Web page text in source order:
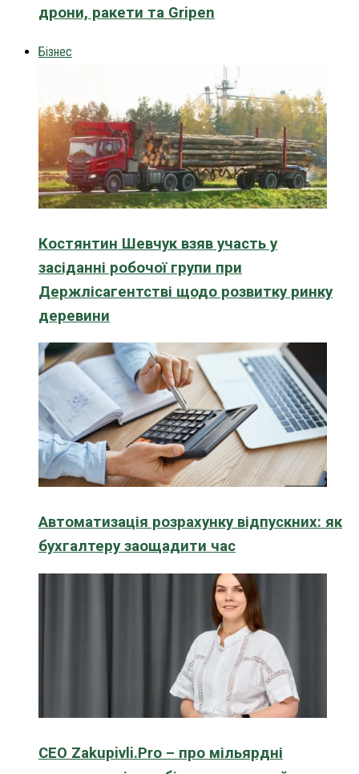
дрони, ракети та Gripen
Бізнес
Костянтин Шевчук взяв участь у
засіданні робочої групи при
Держлісагентстві щодо розвитку ринку
деревини
Автоматизація розрахунку відпускних: як
бухгалтеру заощадити час
CEO Zakupivli.Pro – про мільярдні